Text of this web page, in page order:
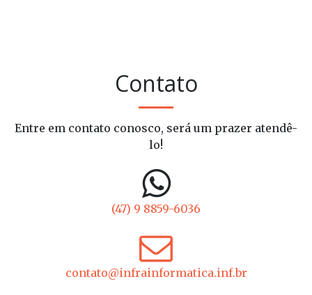
Contato
Entre em contato conosco, será um prazer atendê-
lo!
(47) 9 8859-6036
contato@infrainformatica.inf.br